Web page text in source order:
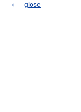
glose